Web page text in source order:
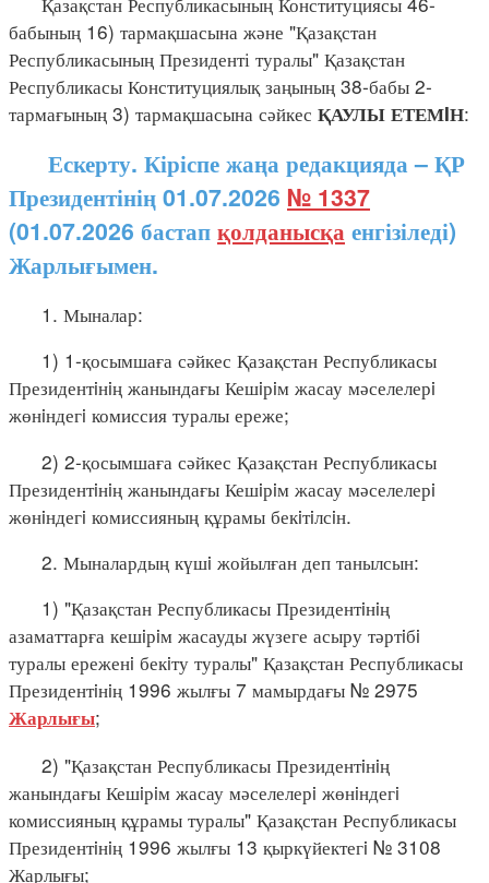
бабының 16) тармақшасына және "Қазақстан
Республикасының Президенті туралы" Қазақстан
Республикасы Конституциялық заңының 38-бабы 2-
тармағының 3) тармақшасына сәйкес ҚАУЛЫ ЕТЕМIН:
Ескерту. Кіріспе жаңа редакцияда – ҚР
Президентінің 01.07.2026 № 1337
(01.07.2026 бастапқолданысқаенгізіледі)
Жарлығымен.
1. Мыналар:
1) 1-қосымшаға сәйкес Қазақстан Республикасы
Президентiнiң жанындағы Кешiрiм жасау мәселелерi
жөнiндегi комиссия туралы ереже;
2) 2-қосымшаға сәйкес Қазақстан Республикасы
Президентiнiң жанындағы Кешiрiм жасау мәселелерi
жөнiндегi комиссияның құрамы бекiтiлсiн.
2. Мыналардың күшi жойылған деп танылсын:
1) "Қазақстан Республикасы Президентiнiң
азаматтарға кешiрiм жасауды жүзеге асыру тәртiбi
туралы ереженi бекiту туралы" Қазақстан Республикасы
Президентiнiң 1996 жылғы 7 мамырдағы № 2975
Жарлығы;
2) "Қазақстан Республикасы Президентiнiң
жанындағы Кешiрiм жасау мәселелерi жөнiндегi
комиссияның құрамы туралы" Қазақстан Республикасы
Президентiнiң 1996 жылғы 13 қыркүйектегi № 3108
Жарлығы;